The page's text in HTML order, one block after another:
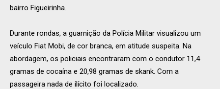
bairro Figueirinha.
Durante rondas, a guarnição da Polícia Militar visualizou um
veículo Fiat Mobi, de cor branca, em atitude suspeita. Na
abordagem, os policiais encontraram com o condutor 11,4
gramas de cocaína e 20,98 gramas de skank. Com a
passageira nada de ilícito foi localizado.